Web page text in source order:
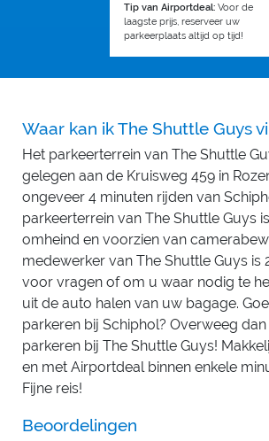
Tip van Airportdeal: Voor de
laagste prijs, reserveer uw
parkeerplaats altijd op tijd!
Waar kan ik The Shuttle Guys
Het parkeerterrein van The Shuttle
gelegen aan de Kruisweg 459 in
ongeveer 4 minuten rijden van
parkeerterrein van The Shuttle Guys
omheind en voorzien van
medewerker van The Shuttle Guys is
voor vragen of om u waar nodig te
uit de auto halen van uw bagage.
parkeren bij Schiphol? Overweeg
parkeren bij The Shuttle Guys!
en met Airportdeal binnen enkele
Fijne reis!
Beoordelingen